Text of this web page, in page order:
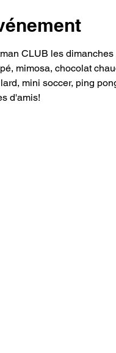
CLUB les dimanches
mimosa, chocolat
mini soccer, ping
d'amis!